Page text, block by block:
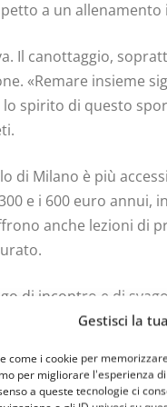
Gestisci la
come i cookie per
per migliorare l'esperienza
a queste tecnologie ci
a un allenamento
Il canottaggio,
«Remare insieme
spirito di questo
di Milano è più
e i 600 euro annui,
anche lezioni di
di incontro e di
contribuisce a
avvicinando sempre